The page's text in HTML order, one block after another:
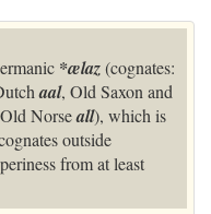
*ælaz(cognates:
aal, Old Saxon and
Norseall), which is
outside
from at least